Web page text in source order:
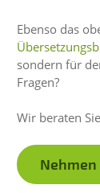
Ebenso das
sondern für
Fragen?
Wir beraten